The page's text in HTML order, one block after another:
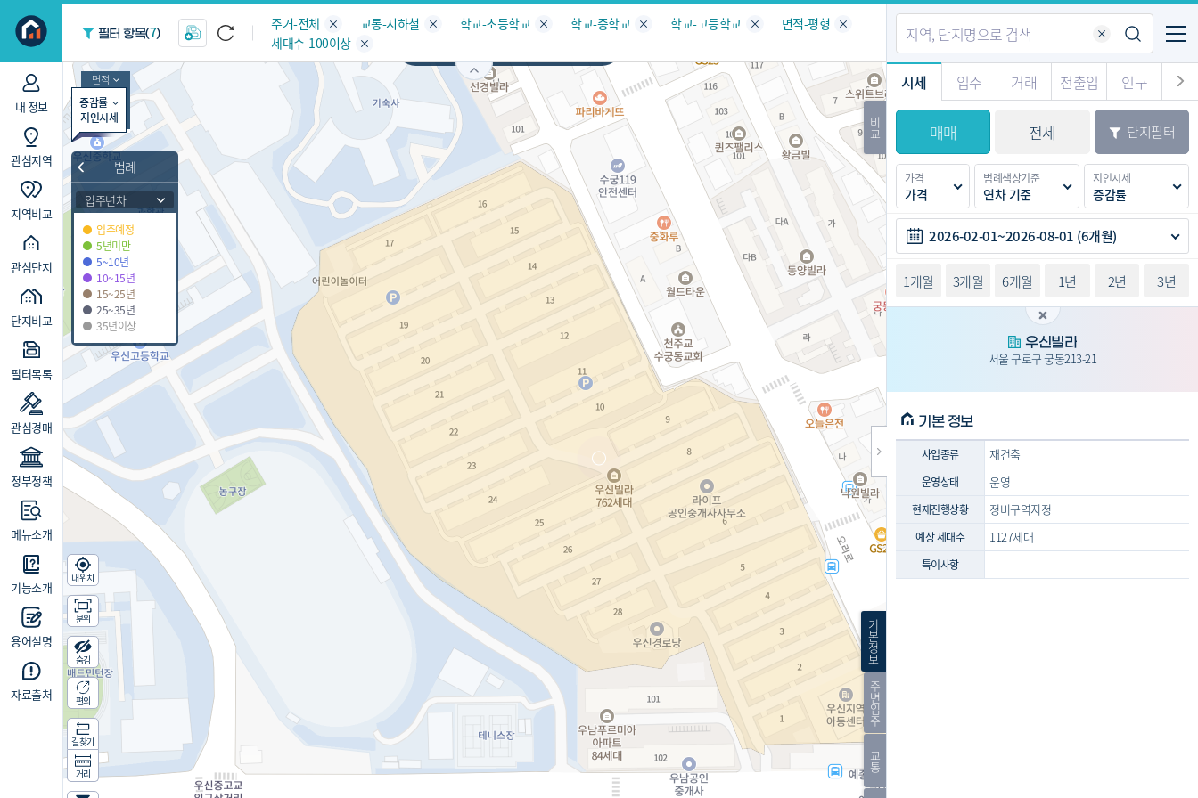
지역분석 아파트분석
시세 지도 수요/입주 지도 거래 지도 전출입 지도
인구 지도
경제 지도
주거 지도 경매 지도
TOP10 거래량 미분양 전출입
인구/세대수
중개사
전화번호부
수요/입주 수요/입주
플러스
원클릭 리포트
소유자 정보
서비스개발문의 데이터 목록
공지사항 교육안내 자유 게시판 질문 게시판
자주하는 질문
업데이트 게시판 지인 추천 이벤트
메뉴
내 정보
관심지역
지역비교
관심단지
단지비교
필터목록
관심경매
정부정책
메뉴소개
기능소개
용어설명
자료출처
필터 항목(7)
주거-전체 교통-지하철 학교-초등학교 학교-중학교 학교-고등학교
면적-평형
세대수-100이상
범례
입주년차
입주예정
5년미만
5~10년
10~15년
15~25년
25~35년
35년이상
면적
증감률
지인시세
내위치
분위
숨김
편의
길찾기
거리
시세 입주 거래 전출입
인구
비
교
기
본
정
보
주
변
입
주
교
통
매매 전세 단지필터
가격
가격
범례색상기준
연차 기준
지인시세
증감률
2026-02-01~2026-08-01 (6개월)
1개월 3개월 6개월 1년 2년 3년
우신빌라
서울 구로구 궁동213-21
기본 정보
사업종류 재건축
운영상태 운영
현재진행상황 정비구역지정
예상 세대수 1127세대
특이사항 -